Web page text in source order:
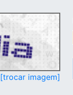
[trocar imagem]